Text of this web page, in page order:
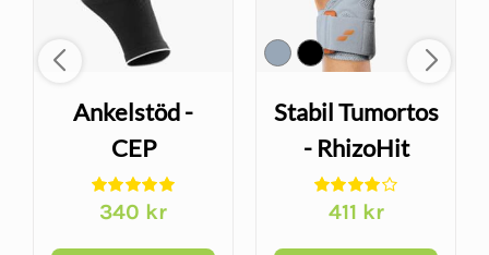
Ankelstöd -
CEP
340 kr
Stabil Tumortos
- RhizoHit
411 kr